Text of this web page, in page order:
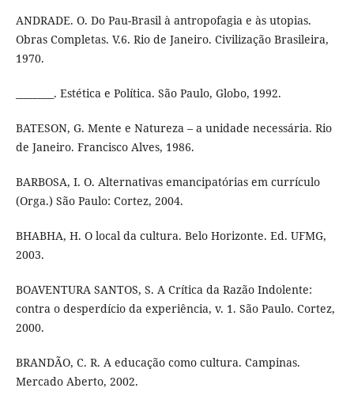
ANDRADE. O. Do Pau-Brasil à antropofagia e às utopias.
Obras Completas. V.6. Rio de Janeiro. Civilização Brasileira,
1970.
________. Estética e Política. São Paulo, Globo, 1992.
BATESON, G. Mente e Natureza – a unidade necessária. Rio
de Janeiro. Francisco Alves, 1986.
BARBOSA, I. O. Alternativas emancipatórias em currículo
(Orga.) São Paulo: Cortez, 2004.
BHABHA, H. O local da cultura. Belo Horizonte. Ed. UFMG,
2003.
BOAVENTURA SANTOS, S. A Crítica da Razão Indolente:
contra o desperdício da experiência, v. 1. São Paulo. Cortez,
2000.
BRANDÃO, C. R. A educação como cultura. Campinas.
Mercado Aberto, 2002.